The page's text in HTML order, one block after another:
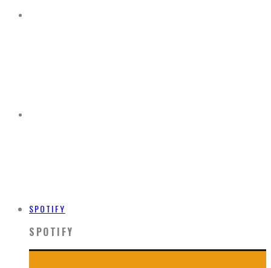
SPOTIFY
SPOTIFY